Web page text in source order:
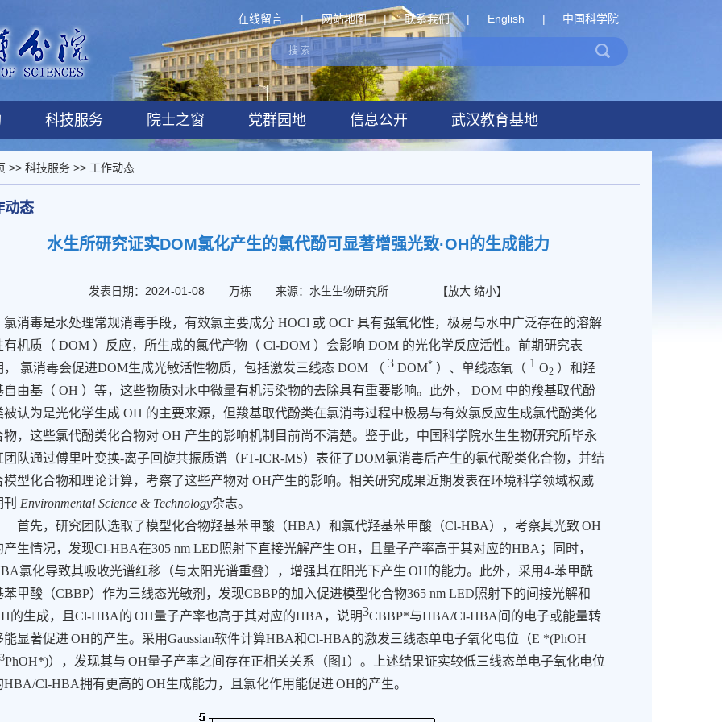
中国科学院
|
English
|
联系我们
|
网站地图
|
在线留言
科技服务 院士之窗 党群园地 信息公开 武汉教育基地
>> 科技服务>> 工作动态
动态
水生所研究证实DOM氯化产生的氯代酚可显著增强光致·OH的生成能力
发表日期：2024-01-08 万栋 来源：水生生物研究所 【放大 缩小】
消毒是水处理常规消毒手段，有效氯主要成分 HOCl 或 OCl- 具有强氧化性，极易与水中广泛存在的溶解
有机质（ DOM ）反应，所生成的氯代产物（ Cl-DOM ）会影响 DOM 的光化学反应活性。前期研究表
氯消毒会促进DOM生成光敏活性物质，包括激发三线态 DOM （ 3 DOM* ）、单线态氧（ 1 O2 ）和羟
自由基（ OH ）等，这些物质对水中微量有机污染物的去除具有重要影响。此外， DOM 中的羧基取代酚
被认为是光化学生成 OH 的主要来源，但羧基取代酚类在氯消毒过程中极易与有效氯反应生成氯代酚类化
物，这些氯代酚类化合物对 OH 产生的影响机制目前尚不清楚。 鉴于此，中国科学院水生生物研究所毕永
团队通过傅里叶变换-离子回旋共振质谱（FT-ICR-MS）表征了DOM氯消毒后产生的氯代酚类化合物，并结
模型化合物和理论计算，考察了这些产物对 OH产生的影响。相关研究成果近期发表在环境科学领域权威
Environmental Science & Technology杂志。
首先，研究团队选取了模型化合物羟基苯甲酸（HBA）和氯代羟基苯甲酸（Cl-HBA），考察其光致OH
产生情况，发现Cl-HBA在305 nm LED照射下直接光解产生 OH，且量子产率高于其对应的HBA ；同时，
氯化导致其吸收光谱红移（与太阳光谱重叠），增强其在阳光下产生 OH的能力。此外，采用4-苯甲酰
苯甲酸（CBBP）作为三线态光敏剂，发现CBBP的加入促进模型化合物365 nm LED照射下的间接光解和
的生成，且 Cl-HBA的 OH量子产率也高于其对应的HBA ，说明3CBBP*与HBA/Cl-HBA间的电子或能量转
能显著促进 OH的产生。采用Gaussian软件计算HBA和Cl-HBA的激发三线态单电子氧化电位（E *(PhOH
3PhOH*)），发现其与 OH量子产率之间存在正相关关系（图 1 ）。上述结果证实较低三线态单电子氧化电位
HBA/Cl-HBA拥有更高的 OH生成能力，且氯化作用能促进 OH的产生。